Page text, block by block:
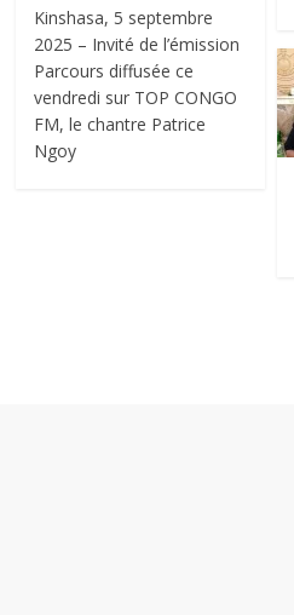
Kinshasa, 5 septembre
2025 – Invité de l’émission
Parcours diffusée ce
vendredi sur TOP CONGO
FM, le chantre Patrice
Ngoy